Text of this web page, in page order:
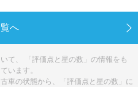
へ
て、 「評価点と星の数」の情報をも
います。
車の状態から、「評価点と星の数」に